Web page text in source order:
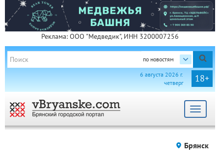
Реклама: ООО "Медведик", ИНН 3200007256
по новостям
18+
6 августа 2026 г.
четверг
Toggle
Брянск